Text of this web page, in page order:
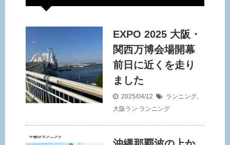
EXPO 2025 大阪・
関西万博会場開幕
前日に近くを走り
ました
2025/04/12 ランニング,
大阪ラン ランニング